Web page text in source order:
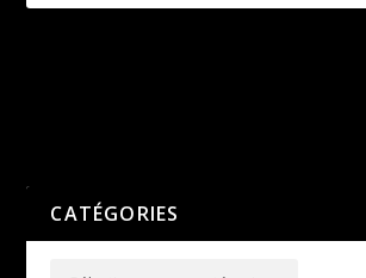
CATÉGORIES